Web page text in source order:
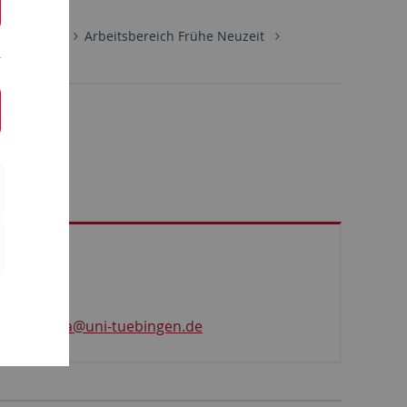
Arbeitsbereich Frühe Neuzeit
marta.fata@uni-tuebingen.de